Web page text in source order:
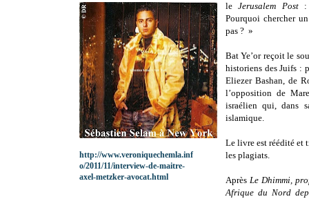
leJerusalem Post:
Pourquoi chercher
pas ? »
Bat Ye’or reçoit le
historiens des Juifs :
Eliezer Bashan, de
l’opposition de
israélien qui, dans
islamique.
Le livre est réédité et
les plagiats.
Après Le Dhimmi,
Afrique du Nord
http://www.veroniquechemla.inf
o/2011/11/interview-de-maitre-
axel-metzker-avocat.html